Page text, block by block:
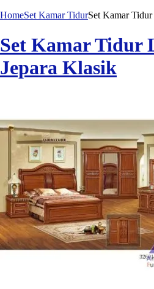
HomeSet Kamar TidurSet Kamar
Set Kamar Tidur
Jepara Klasik